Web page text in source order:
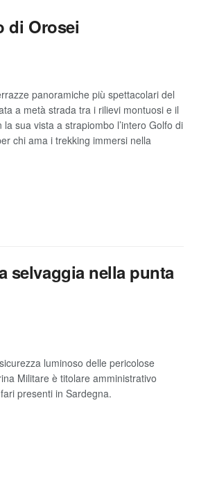
di Orosei
panoramiche più spettacolari del
a metà strada tra i rilievi montuosi e il
sua vista a strapiombo l’intero Golfo di
chi ama i trekking immersi nella
selvaggia nella punta
luminoso delle pericolose
Militare è titolare amministrativo
presenti in Sardegna.